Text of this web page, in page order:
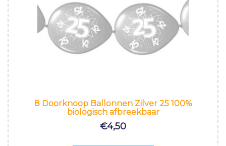
8 Doorknoop Ballonnen Zilver 25 100%
biologisch afbreekbaar
€4,50